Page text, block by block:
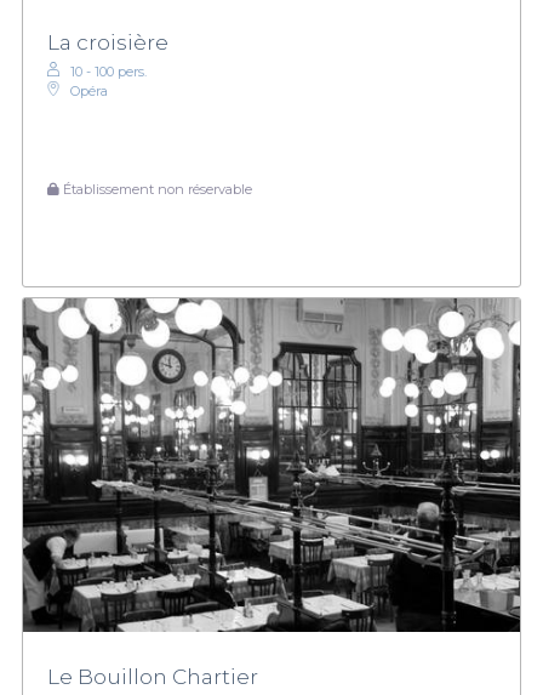
La croisière
10 - 100 pers.
Opéra
Établissement non réservable
Le Bouillon Chartier